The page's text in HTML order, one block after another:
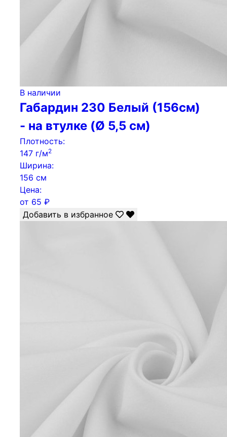
В наличии
Габардин 230 Белый (156см)
- на втулке (Ø 5,5 см)
Плотность:
147 г/м2
Ширина:
156 см
Цена:
от 65 ₽
Добавить в избранное